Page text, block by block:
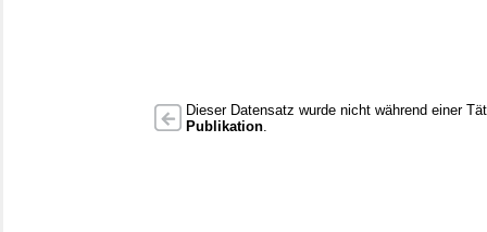
Dieser Datensatz wurde nicht während einer
Publikation